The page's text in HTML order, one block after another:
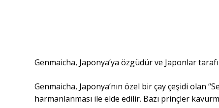
Genmaicha, Japonya’ya özgüdür ve Japonlar
Genmaicha, Japonya’nın özel bir çay çeşidi olan
harmanlanması ile elde edilir. Bazı prinçler